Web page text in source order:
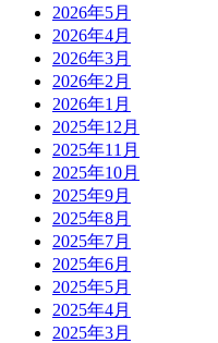
2026年5月
2026年4月
2026年3月
2026年2月
2026年1月
2025年12月
2025年11月
2025年10月
2025年9月
2025年8月
2025年7月
2025年6月
2025年5月
2025年4月
2025年3月